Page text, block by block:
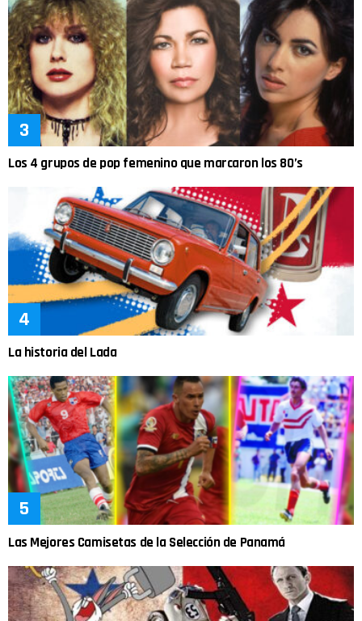
Los 4 grupos de pop femenino que marcaron los 80’s
La historia del Lada
Las Mejores Camisetas de la Selección de Panamá